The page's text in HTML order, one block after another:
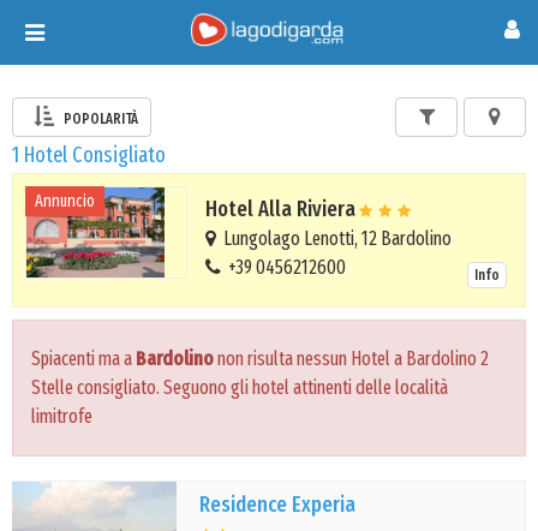
Toggle
navigation
POPOLARITÀ
1 Hotel Consigliato
Annuncio Hotel Alla Riviera
Lungolago Lenotti, 12 Bardolino
+39 0456212600
Info
Spiacenti ma a Bardolinonon risulta nessun Hotel a Bardolino 2
Stelle consigliato. Seguono gli hotel attinenti delle località
limitrofe
Residence Experia